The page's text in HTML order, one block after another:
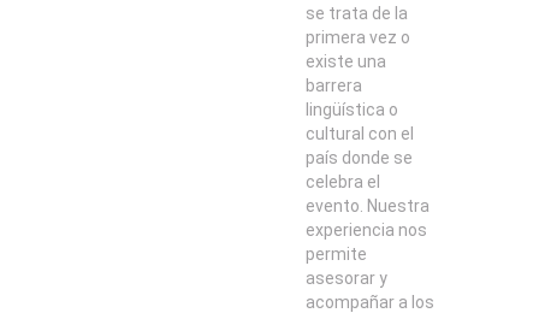
se trata de la
primera vez o
existe una
barrera
lingüística o
cultural con el
país donde se
celebra el
evento. Nuestra
experiencia nos
permite
asesorar y
acompañar a los